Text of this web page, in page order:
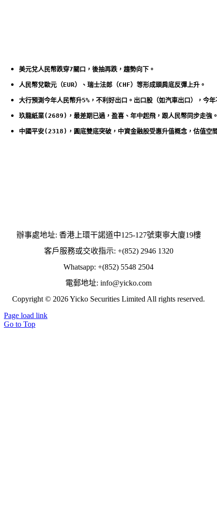
美元兌人民幣跌穿7關口，後抽再跌，趨勢向下。
人民幣兌歐元（EUR）、瑞士法郎（CHF）等形成頭肩底反彈上升。
大行預測今年人民幣升5%，不利好出口。出口股（如汽車出口），今
玖龍紙業(2689)，最差期已過，盈喜、年中起飛，跟人民幣同步走強
中國平安(2318)，圓底雙底突破，中資金融股受惠升值概念，估值空
辦事處地址: 香港上環干諾道中125-127號東寧大廈19樓
客戶服務或交收指示: +(852) 2946 1320
Whatsapp: +(852) 5548 2504
電郵地址: info@yicko.com
Copyright © 2026 Yicko Securities Limited All rights reserved.
Page load link
Go to Top